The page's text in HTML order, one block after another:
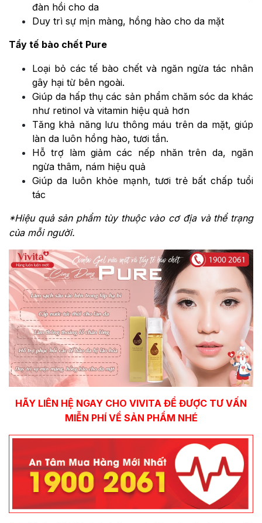
đàn hồi cho da
Duy trì sự mịn màng, hồng hào cho da mặt
Tẩy tế bào chết Pure
Loại bỏ các tế bào chết và ngăn ngừa tác nhân
gây hại từ bên ngoài.
Giúp da hấp thụ các sản phẩm chăm sóc da khác
như retinol và vitamin hiệu quả hơn
Tăng khả năng lưu thông máu trên da mặt, giúp
làn da luôn hồng hào, tươi tắn.
Hỗ trợ làm giảm các nếp nhăn trên da, ngăn
ngừa thâm, nám hiệu quả
Giúp da luôn khỏe mạnh, tươi trẻ bất chấp tuổi
tác
*Hiệu quả sản phẩm tùy thuộc vào cơ địa và thể trạng
của mỗi người.
HÃY LIÊN HỆ NGAY CHO VIVITA ĐỂ ĐƯỢC TƯ VẤN
MIỄN PHÍ VỀ SẢN PHẨM NHÉ